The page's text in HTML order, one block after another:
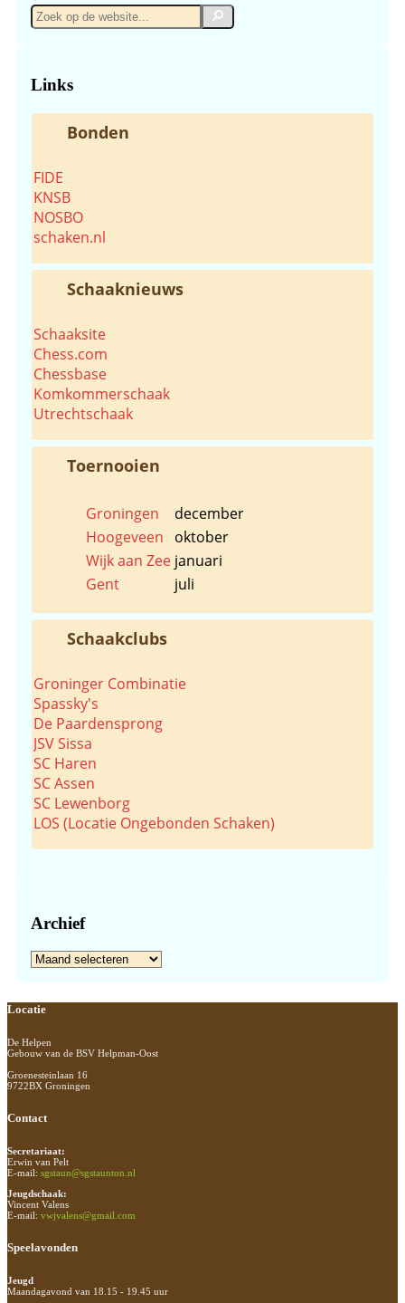
Zoek
op
Zoek
Links
Bonden
FIDE
KNSB
NOSBO
schaken.nl
Schaaknieuws
Schaaksite
Chess.com
Chessbase
Komkommerschaak
Utrechtschaak
Toernooien
Groningen
december
Hoogeveen
oktober
Wijk aan Zee januari
Gent
juli
Schaakclubs
Groninger Combinatie
Spassky's
De Paardensprong
JSV Sissa
SC Haren
SC Assen
SC Lewenborg
LOS (Locatie Ongebonden Schaken)
Archief
Archief
Footer
Locatie
De Helpen
Gebouw van de BSV Helpman-Oost
Groenesteinlaan 16
9722BX Groningen
Contact
Secretariaat:
Erwin van Pelt
E-mail: sgstaun@sgstaunton.nl
Jeugdschaak:
Vincent Valens
E-mail: vwjvalens@gmail.com
Speelavonden
Jeugd
Maandagavond van 18.15 - 19.45 uur